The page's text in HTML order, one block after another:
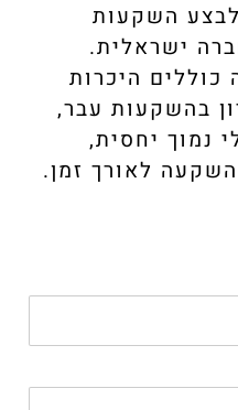
השקעות
ישראלית.
כוללים היכרות
בהשקעות עבר,
נמוך יחסית,
לאורך זמן.